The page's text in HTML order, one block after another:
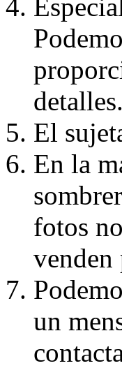
detalles.
El
En la
fotos
venden
un